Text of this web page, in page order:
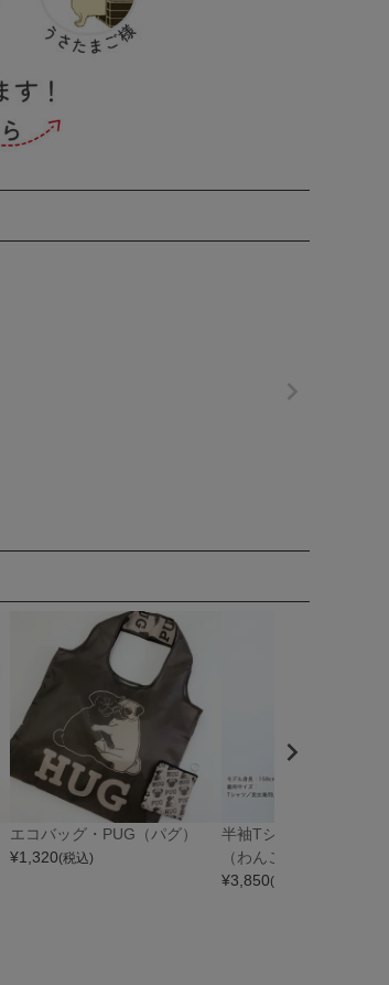
エコバッグ・PUG（パグ）
¥1,320(税込)
半袖Tシャツ「
（わんこ3）
¥3,850(税込)